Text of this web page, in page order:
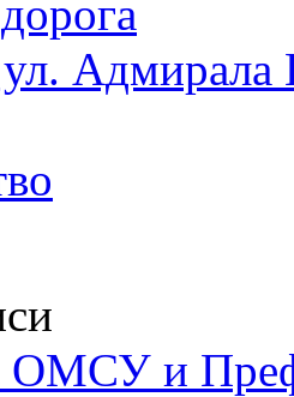
ул. Адмирала
ОМСУ и